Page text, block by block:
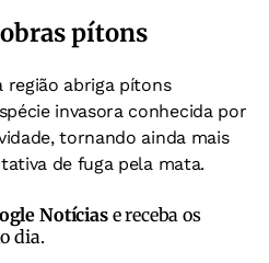
pítons
região abriga pítons
invasora conhecida por
tornando ainda mais
de fuga pela mata.
Notíciase receba os
dia.